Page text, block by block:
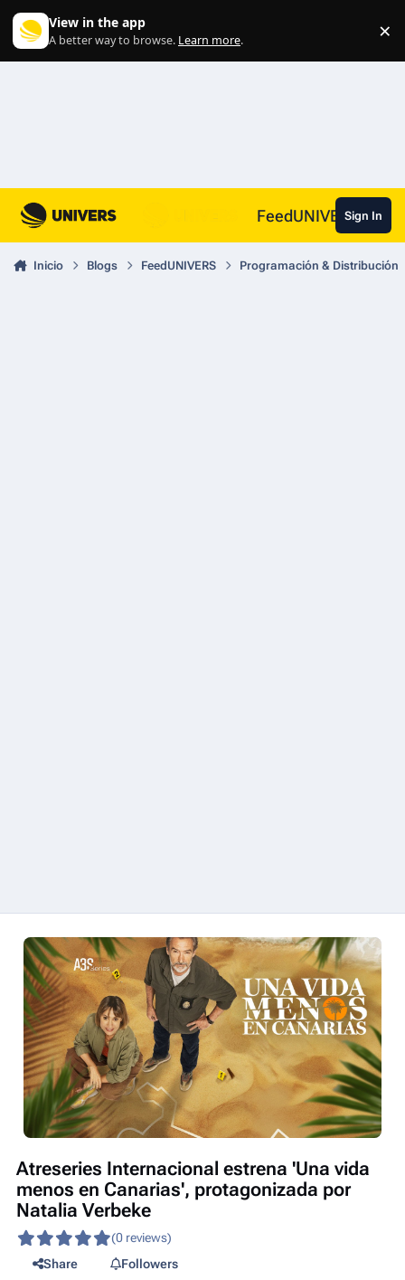
View in the app
A better way to browse. Learn more. ×
FeedUNIVERSSign In
Inicio Blogs FeedUNIVERS Programación & Distribución
Atreseries Internacional estrena 'Una vida
menos en Canarias', protagonizada por
Natalia Verbeke
(0 reviews)
Share
Followers